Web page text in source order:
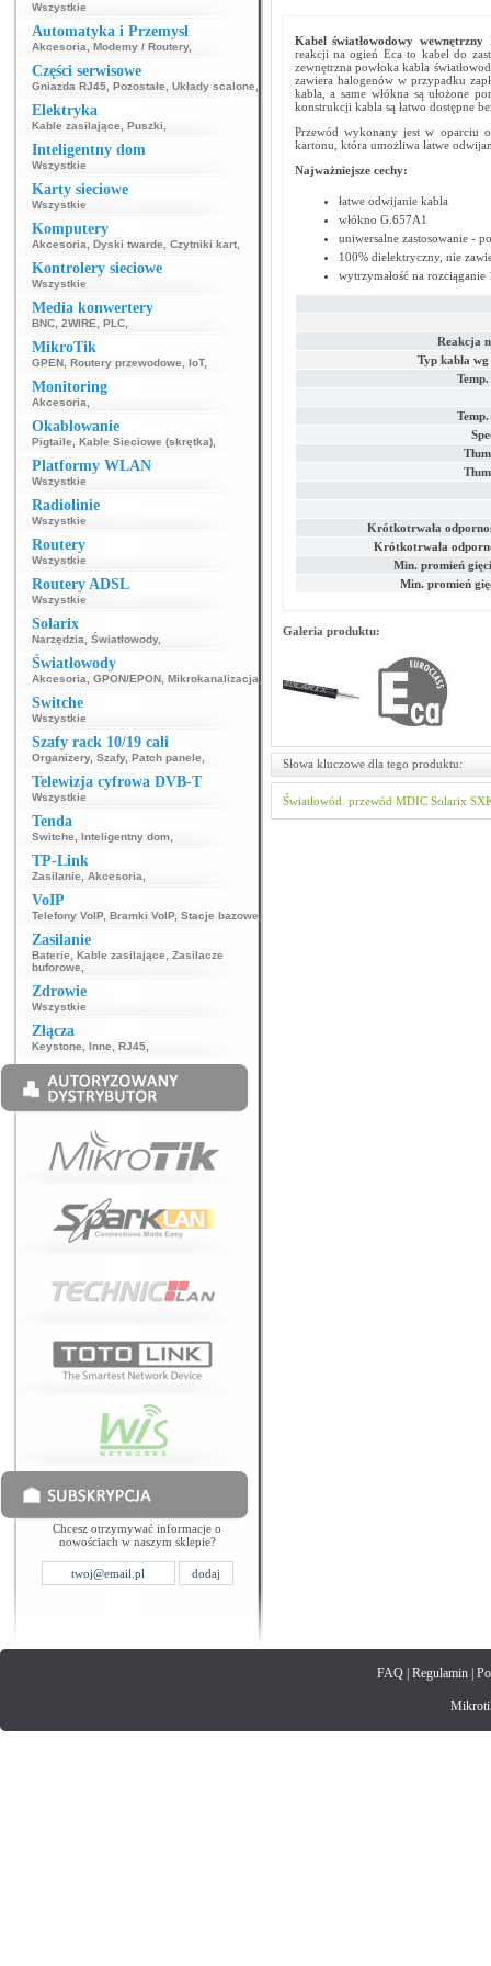
Wszystkie
Automatyka i Przemysł
Akcesoria Modemy / Routery,
Części serwisowe
Gniazda RJ45 Pozostałe Układy scalone
Elektryka
Kable zasilające Puszki
Inteligentny dom
Wszystkie
Karty sieciowe
Wszystkie
Komputery
Akcesoria Dyski twarde Czytniki kart
Kontrolery sieciowe
Wszystkie
Media konwertery
BNC 2WIRE PLC
MikroTik
GPEN Routery przewodowe IoT,
Monitoring
Akcesoria
Okablowanie
Pigtaile Kable Sieciowe (skrętka)
Platformy WLAN
Wszystkie
Radiolinie
Wszystkie
Routery
Wszystkie
Routery ADSL
Wszystkie
Solarix
Narzędzia Światłowody,
Światłowody
Akcesoria GPON/EPON Mikrokanalizacja
Switche
Wszystkie
Szafy rack 10/19 cali
Organizery, Szafy, Patch panele
Telewizja cyfrowa DVB-T
Wszystkie
Tenda
Switche Inteligentny dom
TP-Link
Zasilanie Akcesoria
VoIP
Telefony VoIP, Bramki VoIP, Stacje bazowe
Zasilanie
Baterie Kable zasilające
Zasilacze
buforowe
Zdrowie
Wszystkie
Złącza
Keystone Inne RJ45
Chcesz otrzymywać informacje o
nowościach w naszym sklepie?
Kabel światłowodowy
reakcji na ogień Eca to kabel do
zewnętrzna powłoka kabla
zawiera halogenów w przypadku
kabla, a same włókna są ułożone
konstrukcji kabla są łatwo dostępne
Przewód wykonany jest w oparciu
kartonu, która umożliwa łatwe
Najważniejsze cechy:
łatwe odwijanie kabla
włókno G.657A1
uniwersalne zastosowanie -
100% dielektryczny, nie
wytrzymałość na rozciąganie
Reakcja
Typ kabla
Krótkotrwała
Krótkotrwała
Min. promień
Min. promień
Galeria produktu:
Słowa kluczowe dla tego produktu:
Światłowód. przewód MDIC Solarix
FAQ| Regulamin|